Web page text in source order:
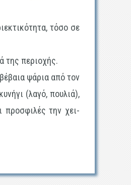
τόσο σε
της περιοχής.
ψάρια από τον
(λαγό, πουλιά),
προσφιλές την χει­